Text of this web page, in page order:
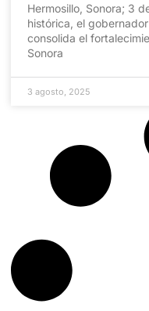
Hermosillo, Sonora; 3
histórica, el
consolida el
Sonora
3 agosto, 2025